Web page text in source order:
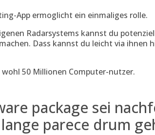
App ermoglicht ein einmaliges rolle.
Radarsystems kannst du
Dass kannst du leicht via ihnen
50 Millionen Computer-nutzer.
package sei
parece drum